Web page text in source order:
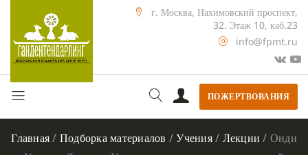
г. Москва, Нахимовский проспект,
32. Этаж 10, каб.23
info@fpmt.ru
ПОЖЕРТВОВАНИЯ
Главная/ Подборка материалов /Учения/ Лекции / Онди